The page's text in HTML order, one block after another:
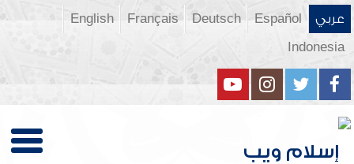
عربي Español
Deutsch
Français
English
Indonesia